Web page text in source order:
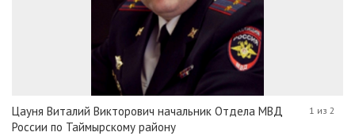
Цауня Виталий Викторович начальник Отдела МВД
России по Таймырскому району
1 из 2